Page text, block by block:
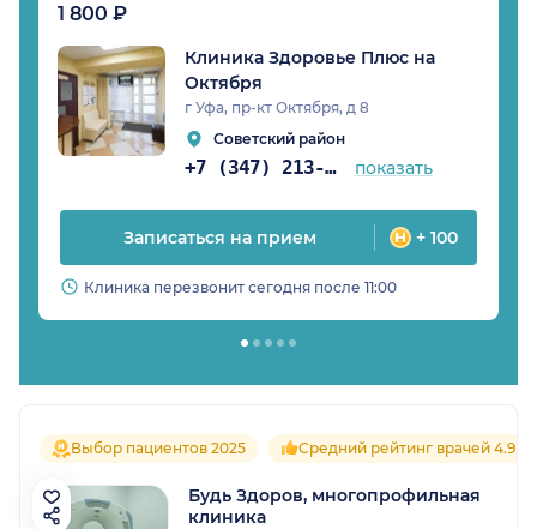
1 800 ₽
Клиника Здоровье Плюс на
Октября
г Уфа, пр-кт Октября, д 8
Советский район
+7 (347) 213-20-63 показать
Записаться на прием + 100
Клиника перезвонит сегодня после 11:00
Выбор пациентов 2025 Средний рейтинг врачей 4.9
Будь Здоров, многопрофильная
клиника